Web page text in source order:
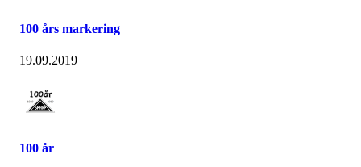
100 års markering
19.09.2019
100 år